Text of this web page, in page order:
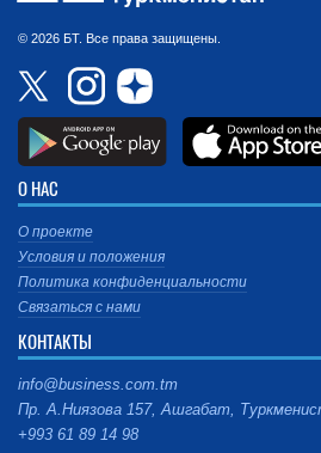
© 2026 БТ. Все права защищены.
О НАС
О проекте
Условия и положения
Политика конфиденциальности
Связаться с нами
КОНТАКТЫ
info@business.com.tm
Пр. А.Ниязова 157, Ашгабат,
+993 61 89 14 98